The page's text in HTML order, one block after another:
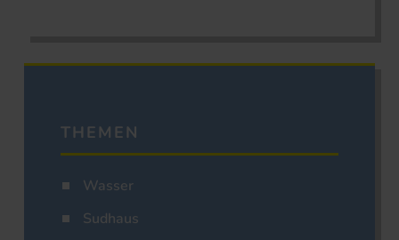
THEMEN
Wasser
Sudhaus